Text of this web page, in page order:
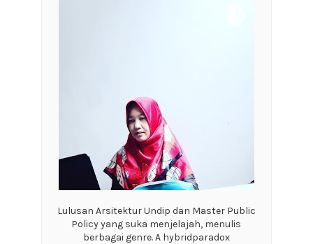
Lulusan Arsitektur Undip dan Master Public
Policy yang suka menjelajah, menulis
berbagai genre. A hybridparadox